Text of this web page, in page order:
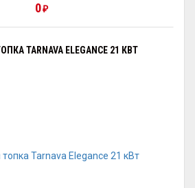
0 ₽
TARNAVA ELEGANCE 21 КВТ